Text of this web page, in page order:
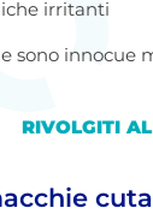
irritanti
sono innocue
RIVOLGITI